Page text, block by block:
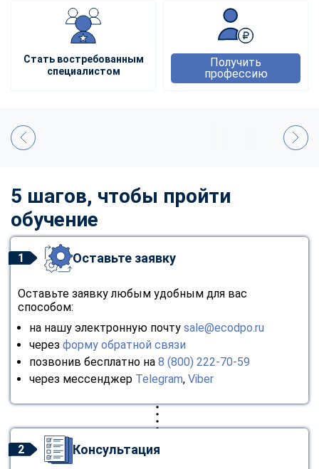
Стать востребованным
специалистом
Получить
профессию
5 шагов, чтобы пройти
обучение
1 Оставьте заявку
Оставьте заявку любым удобным для вас
способом:
на нашу электронную почту sale@ecodpo.ru
через форму обратной связи
позвонив бесплатно на 8 (800) 222-70-59
через мессенджер Telegram, Viber
2 Консультация